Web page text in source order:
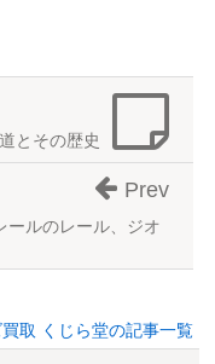
とその歴史
ールのレール、ジオ
Prev
取 くじら堂の記事一覧